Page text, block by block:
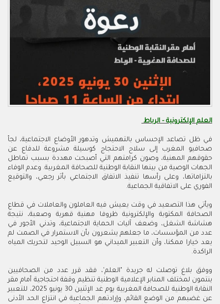
العلم الإلكترونية - الرباط
في ظل تصاعد الإحساس بالتهميش وتدهور الأوضاع الاجتماعية، لجأ
صحافيو المغرب إلى سلاح الاحتجاج كوسيلة مشروعة للدفاع عن
حقوقهم المهنية، وصون كرامتهم التي أصبحت مهددة بسبب تماطل
الجهات الوصية من بينها النقابة الوطنية للصحافة المغربية. وعدم الوفاء
بالتزاماتها، وعلى رأسها تنفيذ الاتفاق الاجتماعي بأثر رجعي، والتوقيع
الفوري على الاتفاقية الجماعية.
ويأتي هذا التصعيد في وقت يعيش فيه العاملون والعاملات في قطاع
الصحافة المكتوبة والإلكترونية ظروفا مهنية قهرية وصعبة، نتيجة
هشاشة الشغل، وضعف آليات الحماية الاجتماعية، وتدني الأجور في
عدد من المؤسسات، ما جعلهم يشعرون بأن الاستمرار في الصمت لم
يعد خيارا ممكنا، وأن التعبير الميداني هو السبيل الوحيد لتحريك المياه
الراكدة.
ووفق بلاغ توصلت له جريدة "العلم'، فقد قرر عدد من الصحافيين
ينتمون لمختلف المنابر الإعلامية الوطنية تنظيم وقفة احتجاجية أمام مقر
النقابة الوطنية للصحافة المغربية يوم غد الإثنين 30 يونيو 2025، للتعبير
عن غضبهم من الوضع القائم، وإرادتهم الجماعية في انتزاع الحد الأدنى